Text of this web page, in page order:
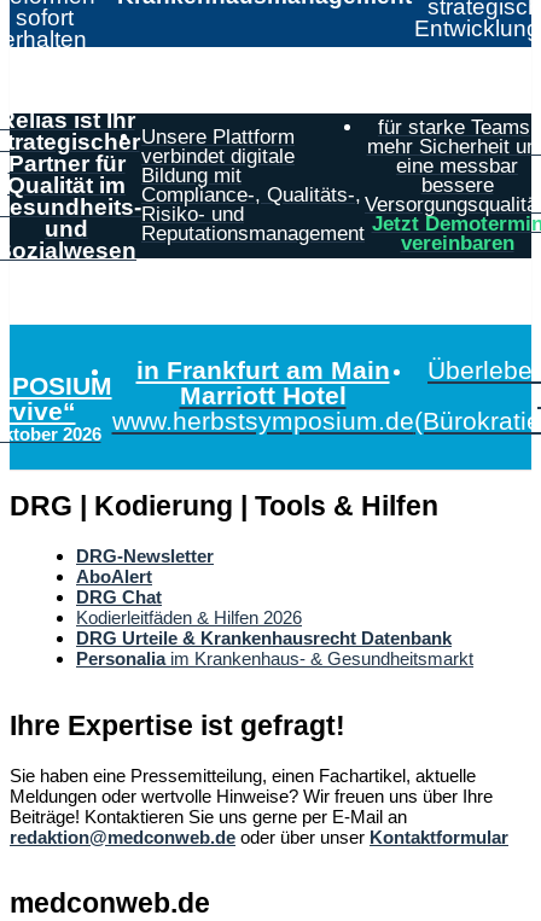
sofort
erhalten
ist Ihr
Partner für
Qualität im
und
Unsere Plattform
verbindet digitale
Bildung mit
Compliance-, Qualitäts-,
Risiko- und
Reputationsmanagement
für starke Teams,
mehr Sicherheit
eine messbar
bessere
Jetzt
vereinbaren
2026
in Frankfurt am Main
Marriott Hotel
www.herbstsymposium.de
DRG | Kodierung | Tools & Hilfen
DRG-Newsletter
AboAlert
DRG Chat
Kodierleitfäden & Hilfen 2026
DRG Urteile & Krankenhausrecht Datenbank
Personaliaim Krankenhaus- & Gesundheitsmarkt
Ihre Expertise ist gefragt!
Sie haben eine Pressemitteilung, einen Fachartikel, aktuelle
Meldungen oder wertvolle Hinweise? Wir freuen uns über Ihre
Beiträge! Kontaktieren Sie uns gerne per E-Mail an
redaktion@medconweb.de oder über unser Kontaktformular
medconweb.de